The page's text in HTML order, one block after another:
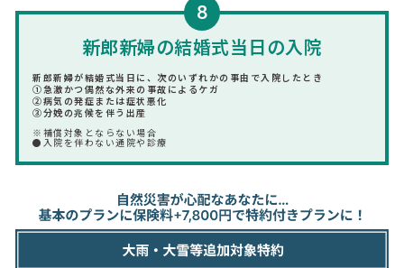
8
新郎新婦の結婚式当日の入院
新郎新婦が結婚式当日に、次のいずれかの事由で入院したとき
①急激かつ偶然な外来の事故によるケガ
②病気の発症または症状悪化
③分娩の兆候を伴う出産
※補償対象とならない場合
●入院を伴わない通院や診療